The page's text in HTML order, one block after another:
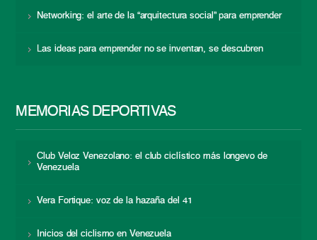
Networking: el arte de la “arquitectura social” para emprender
Las ideas para emprender no se inventan, se descubren
MEMORIAS DEPORTIVAS
Club Veloz Venezolano: el club ciclístico más longevo de
Venezuela
Vera Fortique: voz de la hazaña del 41
Inicios del ciclismo en Venezuela